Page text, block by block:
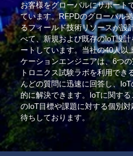
お客様をグローバルにサポート
ています。RFPDのグローバル
るフィールド技術リソースが設
べて、新規および既存のIoT設
ートしています。当社の40人以
ケーションエンジニアは、6つ
トロニクス試験ラボを利用でき
んどの質問に迅速に回答し、
的に解決できます。IoTに関す
のIoT目標や課題に対する個別
待ちしております。